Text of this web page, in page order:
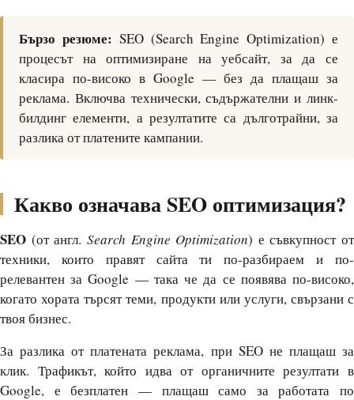
Бързо резюме: SEO (Search Engine Optimization) е
процесът на оптимизиране на уебсайт, за да се
класира по-високо в Google — без да плащаш за
реклама. Включва технически, съдържателни и линк-
билдинг елементи, а резултатите са дълготрайни, за
разлика от платените кампании.
Какво означава SEO оптимизация?
SEO (от англ. Search Engine Optimization) е съвкупност от
техники, които правят сайта ти по-разбираем и по-
релевантен за Google — така че да се появява по-високо,
когато хората търсят теми, продукти или услуги, свързани с
твоя бизнес.
За разлика от платената реклама, при SEO не плащаш за
клик. Трафикът, който идва от органичните резултати в
Google, е безплатен — плащаш само за работата по